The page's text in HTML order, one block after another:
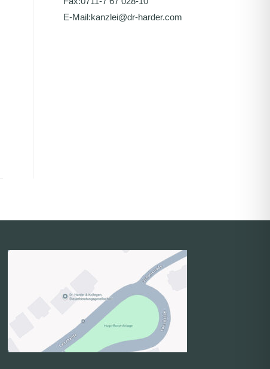
E-Mail:kanzlei@dr-harder.com